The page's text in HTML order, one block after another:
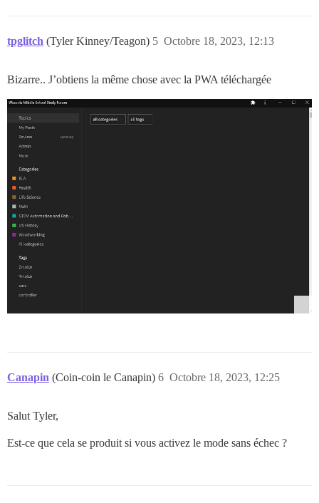
tpglitch (Tyler Kinney/Teagon) Octobre 18, 2023, 12:13
5
Bizarre.. J’obtiens la même chose avec la PWA téléchargée
Canapin (Coin-coin le Canapin) Octobre 18, 2023, 12:25
6
Salut Tyler,
Est-ce que cela se produit si vous activez le mode sans échec ?